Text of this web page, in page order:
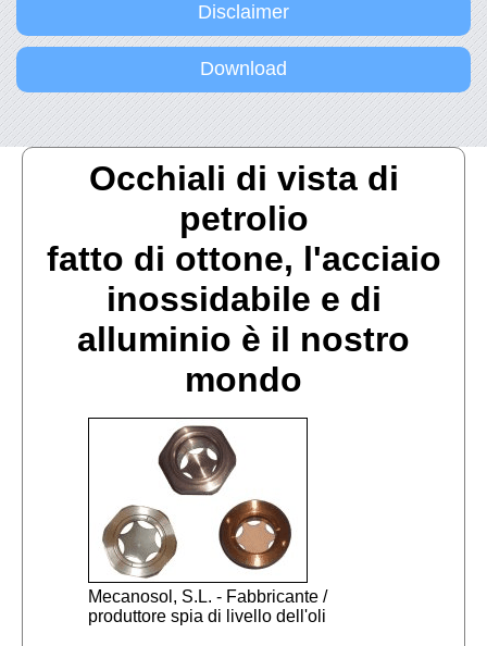
Disclaimer
Download
Occhiali di vista di
petrolio
fatto di ottone, l'acciaio
inossidabile e di
alluminio è il nostro
mondo
Mecanosol, S.L. - Fabbricante /
produttore spia di livello dell'oli